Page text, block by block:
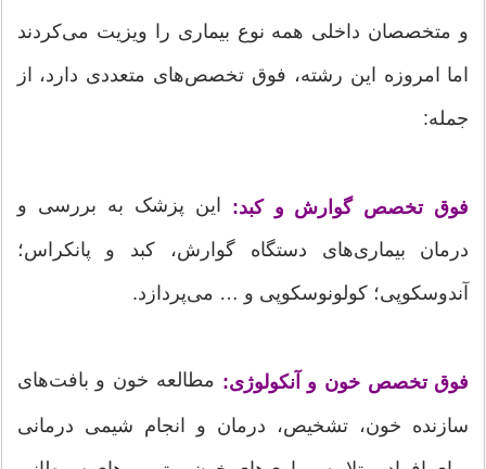
و متخصصان داخلی همه نوع بیماری را ویزیت می‌کردند
اما امروزه این رشته، فوق تخصص‌های متعددی دارد، از
جمله:
فوق تخصص گوارش و کبد: این پزشک به بررسی و
درمان بیماری‌های دستگاه گوارش، کبد و پانکراس؛
آندوسکوپی؛ کولونوسکوپی و … می‌پردازد.
فوق تخصص خون و آنکولوژی: مطالعه خون و بافت‌های
سازنده خون، تشخیص، درمان و انجام شیمی درمانی